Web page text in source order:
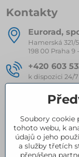
Kontakty
Eurorad,
Hamerská 321/5
198 00 Praha 9
+420 603
k dispozici 24/7
Kompletní
Soubory cookie
tohoto webu, k
údajů o jeho
a služby třetích
přenášena